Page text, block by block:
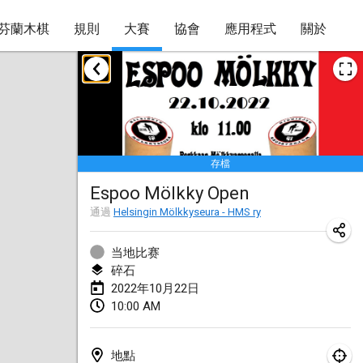
蘭木棋 規則 大賽 協會 應用程式 關於
存檔
Espoo Mölkky Open
通過 Helsingin Mölkkyseura - HMS ry
当地比赛
碎石
2022年10月22日
10:00 AM
地點
2022年1月
Tournoi Mixte ASPTTOM
2022年1月22日| 法國
KKS Halli Duppeli
2022年1月22日 |芬蘭
Mölkky Tournament - Doubles
2022年1月22日
Suomelan Mölkky-open
2022年1月22日